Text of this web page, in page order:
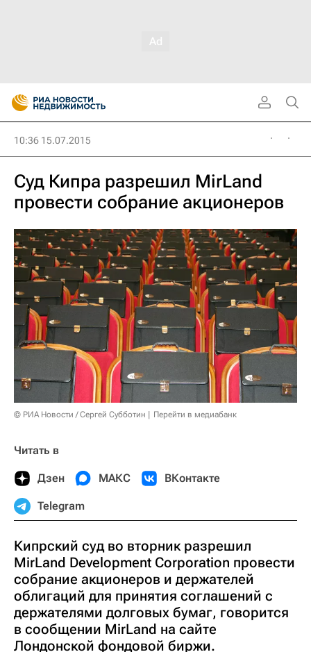
10:36 15.07.2015
Суд Кипра разрешил MirLand
провести собрание акционеров
© РИА Новости / Сергей Субботин Перейти в медиабанк
Читать в
Дзен МАКС ВКонтакте
Telegram
Кипрский суд во вторник разрешил
MirLand Development Corporation провести
собрание акционеров и держателей
облигаций для принятия соглашений с
держателями долговых бумаг, говорится
в сообщении MirLand на сайте
Лондонской фондовой биржи.